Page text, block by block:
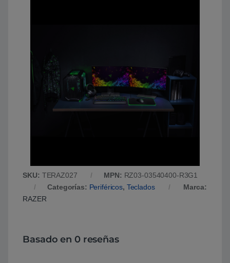
SKU: TERAZ027 MPN: RZ03-03540400-R3G1
Categorías: Periféricos, Teclados
Marca:
RAZER
Basado en 0 reseñas